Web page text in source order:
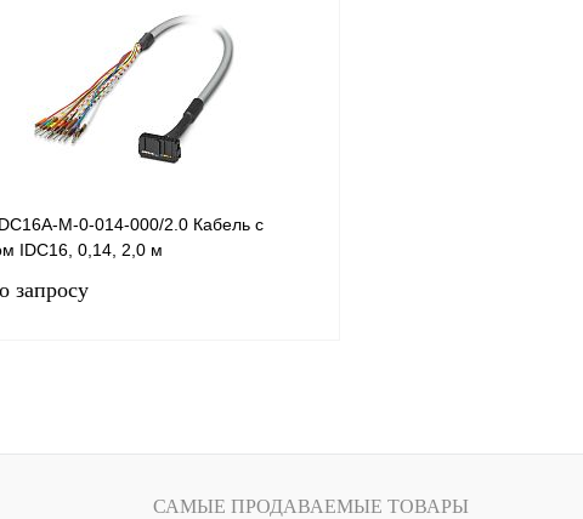
Сравнение
Под заказ
M-0-014-000/2.0 Кабель с
IDC16, 0,14, 2,0 м
запросу
1 клик Сравнение
САМЫЕ ПРОДАВАЕМЫЕ ТОВАРЫ